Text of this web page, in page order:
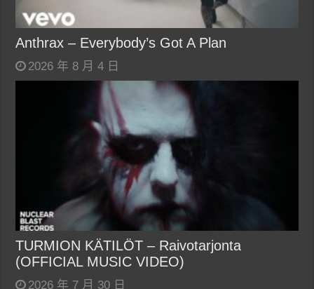
Anthrax – Everybody’s Got A Plan
2026 年 8 月 4 日
TURMION KÄTILÖT – Raivotarjonta
(OFFICIAL MUSIC VIDEO)
2026 年 7 月 30 日